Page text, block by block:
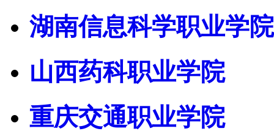
湖南信息科学职业学院
山西药科职业学院
重庆交通职业学院